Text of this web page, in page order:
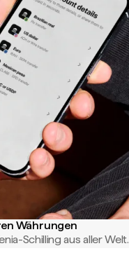
Währungen
Schilling aus aller Welt.